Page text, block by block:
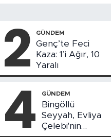
2 GÜNDEM
Genç’te Feci
Kaza: 1’i Ağır, 10
Yaralı
4 GÜNDEM
Bingöllü
Seyyah, Evliya
Çelebi'nin